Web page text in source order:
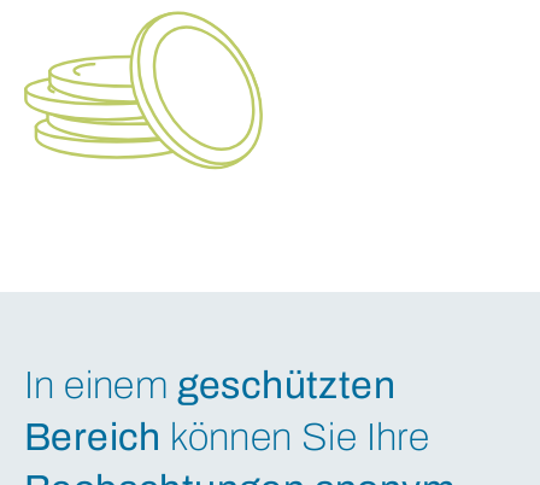
In einem geschützten
Bereich können Sie Ihre